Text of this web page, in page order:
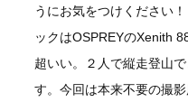
うにお気をつけください
ックはOSPREYのXenith
超いい。２人で縦走登山
す。今回は本来不要の撮